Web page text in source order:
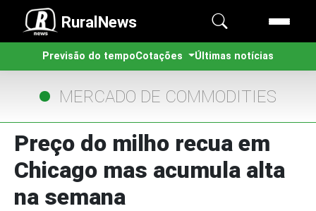
RuralNews
Previsão do tempoCotações Últimas notícias
MERCADO DE COMMODITIES
Preço do milho recua em
Chicago mas acumula alta
na semana